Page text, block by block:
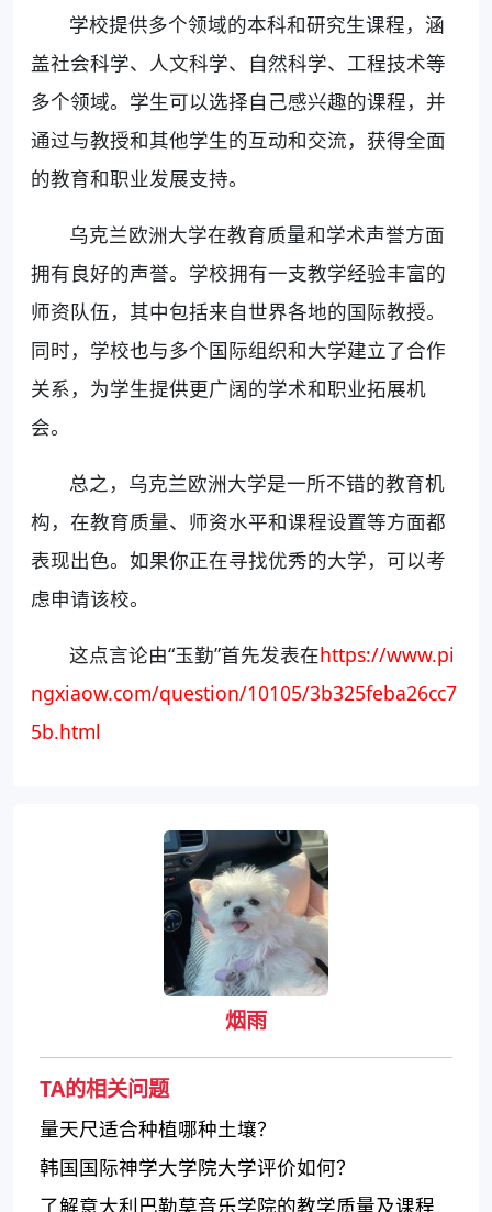
学校提供多个领域的本科和研究生课程，涵
盖社会科学、人文科学、自然科学、工程技术等
多个领域。学生可以选择自己感兴趣的课程，并
通过与教授和其他学生的互动和交流，获得全面
的教育和职业发展支持。
乌克兰欧洲大学在教育质量和学术声誉方面
拥有良好的声誉。学校拥有一支教学经验丰富的
师资队伍，其中包括来自世界各地的国际教授。
同时，学校也与多个国际组织和大学建立了合作
关系，为学生提供更广阔的学术和职业拓展机
会。
总之，乌克兰欧洲大学是一所不错的教育机
构，在教育质量、师资水平和课程设置等方面都
表现出色。如果你正在寻找优秀的大学，可以考
虑申请该校。
这点言论由“玉勤”首先发表在https://www.pi
ngxiaow.com/question/10105/3b325feba26cc7
5b.html
烟雨
TA的相关问题
量天尺适合种植哪种土壤？
韩国国际神学大学院大学评价如何？
了解意大利巴勒莫音乐学院的教学质量及课程